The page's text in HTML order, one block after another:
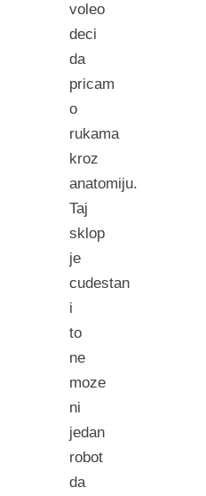
voleo
deci
da
pricam
o
rukama
kroz
anatomiju.
Taj
sklop
je
cudestan
i
to
ne
moze
ni
jedan
robot
da